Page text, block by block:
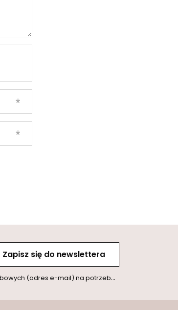
newslettera z informacją handlową (marketing). Więcej w
Zapisz się do newslettera